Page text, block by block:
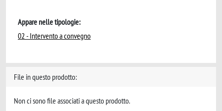
Appare nelle tipologie:
02 - Intervento a convegno
File in questo prodotto:
Non ci sono file associati a questo prodotto.